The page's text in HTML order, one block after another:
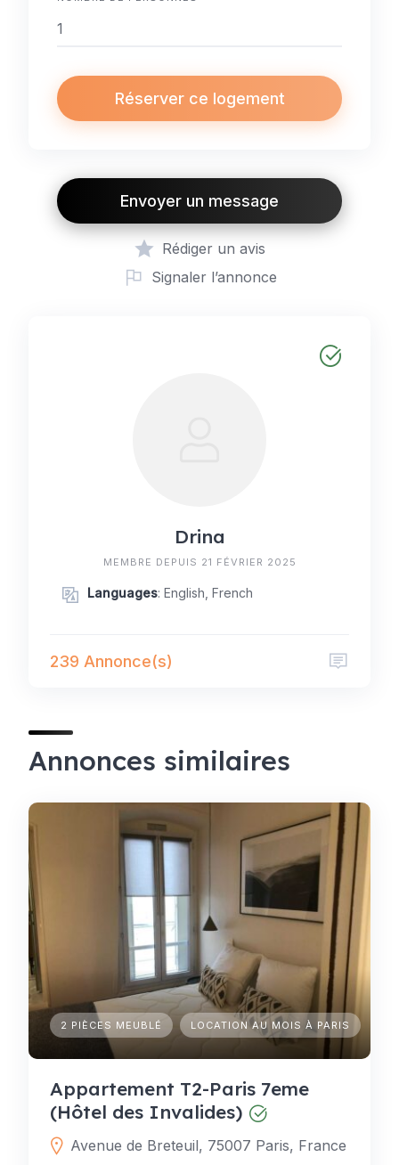
Réserver ce logement
Envoyer un message
Rédiger un avis
Signaler l’annonce
Drina
MEMBRE DEPUIS 21 FÉVRIER 2025
Languages: English, French
239 Annonce(s)
Annonces similaires
2 PIÈCES MEUBLÉ LOCATION AU MOIS À PARIS
Appartement T2-Paris 7eme
(Hôtel des Invalides)
Avenue de Breteuil, 75007 Paris, France